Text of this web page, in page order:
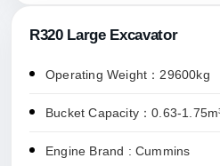
R320 Large Excavator
Operating Weight：29600kg
Bucket Capacity：0.63-
Engine Brand : Cummins